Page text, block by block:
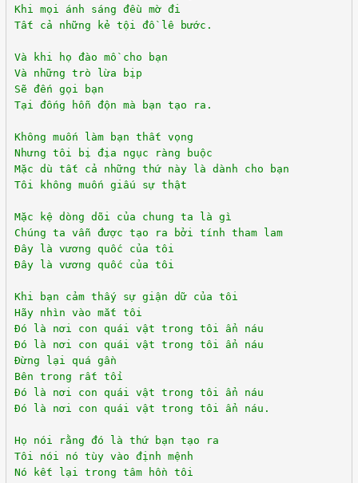
Khi mọi ánh sáng đều mờ đi
Tất cả những kẻ tội đồ lê bước.
Và khi họ đào mồ cho bạn
Và những trò lừa bịp
Sẽ đến gọi bạn
Tại đống hỗn độn mà bạn tạo ra.
Không muốn làm bạn thất vọng
Nhưng tôi bị địa ngục ràng buộc
Mặc dù tất cả những thứ này là dành cho bạn
Tôi không muốn giấu sự thật
Mặc kệ dòng dõi của chung ta là gì
Chúng ta vẫn được tạo ra bởi tính tham lam
Đây là vương quốc của tôi
Đây là vương quốc của tôi
Khi bạn cảm thấy sự giận dữ của tôi
Hãy nhìn vào mắt tôi
Đó là nơi con quái vật trong tôi ẩn náu
Đó là nơi con quái vật trong tôi ẩn náu
Đừng lại quá gần
Bên trong rất tối
Đó là nơi con quái vật trong tôi ẩn náu
Đó là nơi con quái vật trong tôi ẩn náu.
Họ nói rằng đó là thứ bạn tạo ra
Tôi nói nó tùy vào định mệnh
Nó kết lại trong tâm hồn tôi